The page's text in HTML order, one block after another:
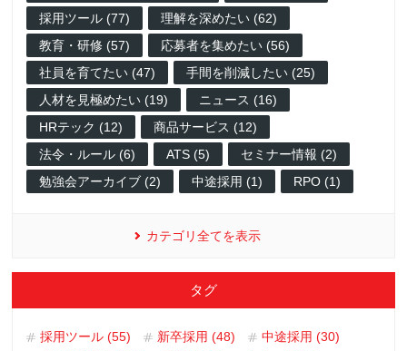
採用ツール (77)
理解を深めたい (62)
教育・研修 (57)
応募者を集めたい (56)
社員を育てたい (47)
手間を削減したい (25)
人材を見極めたい (19)
ニュース (16)
HRテック (12)
商品サービス (12)
法令・ルール (6)
ATS (5)
セミナー情報 (2)
勉強会アーカイブ (2)
中途採用 (1) RPO (1)
カテゴリ全てを表示
タグ
採用ツール (55) 新卒採用 (48)
中途採用 (30)